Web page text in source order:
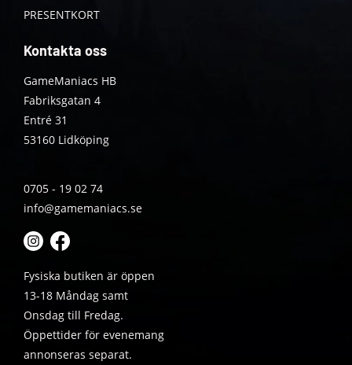
PRESENTKORT
Kontakta oss
GameManiacs HB
Fabriksgatan 4
Entré 31
53160 Lidköping
0705 - 19 02 74
info@gamemaniacs.se
Fysiska butiken är öppen
13-18 Måndag samt
Onsdag till Fredag.
Öppettider för evenemang
annonseras separat.